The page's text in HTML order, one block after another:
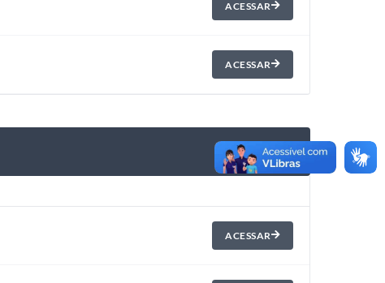
ACESSAR
ACESSAR
ACESSAR